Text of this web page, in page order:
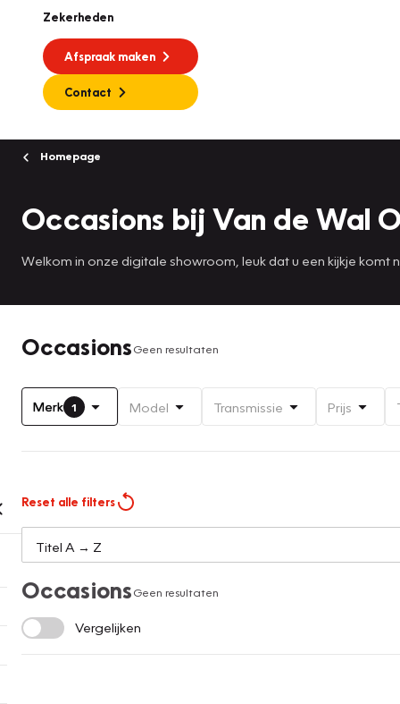
Zekerheden
Afspraak maken
Contact
Homepage
Occasions bij Van de Wal
Welkom in onze digitale showroom, leuk dat u een kijkje komt
OccasionsGeen resultaten
Merk 1 Model Transmissie Prijs
Reset alle filters
OccasionsGeen resultaten
Vergelijken